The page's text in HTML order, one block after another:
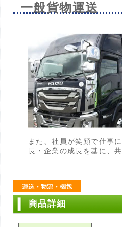
一般貨物運送
また、社員が笑顔で仕事
長・企業の成長を基に、
商品詳細